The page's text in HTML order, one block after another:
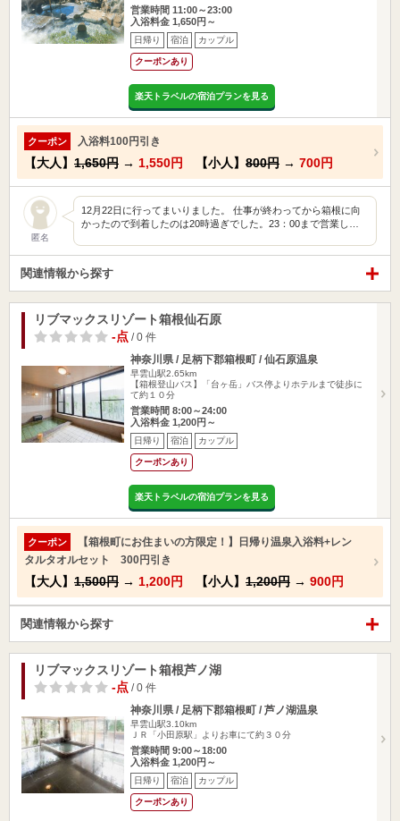
営業時間 11:00～23:00
入浴料金 1,650円～
日帰り 宿泊 カップル
クーポンあり
楽天トラベルの宿泊プランを見る
クーポン 入浴料100円引き
【大人】 1,650円 → 1,550円 【小人】 800円 → 700円
匿名
12月22日に行ってまいりました。 仕事が終わってから箱根に向
かったので到着したのは20時過ぎでした。23：00まで営業し…
関連情報から探す
リブマックスリゾート箱根仙石原
-点 / 0 件
神奈川県 / 足柄下郡箱根町 / 仙石原温泉
早雲山駅2.65km
【箱根登山バス】「台ヶ岳」バス停よりホテルまで徒歩に
て約１０分
営業時間 8:00～24:00
入浴料金 1,200円～
日帰り 宿泊 カップル
クーポンあり
楽天トラベルの宿泊プランを見る
クーポン
【箱根町にお住まいの方限定！】日帰り温泉入浴料+レン
タルタオルセット 300円引き
【大人】 1,500円 → 1,200円 【小人】 1,200円 → 900円
関連情報から探す
リブマックスリゾート箱根芦ノ湖
-点 / 0 件
神奈川県 / 足柄下郡箱根町 / 芦ノ湖温泉
早雲山駅3.10km
ＪＲ「小田原駅」よりお車にて約３０分
営業時間 9:00～18:00
入浴料金 1,200円～
日帰り 宿泊 カップル
クーポンあり